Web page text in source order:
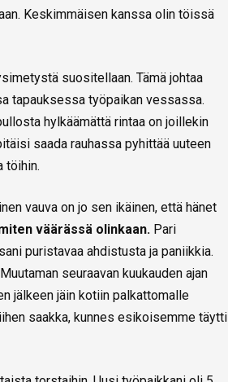
Keskimmäisen kanssa olin töissä
suositellaan. Tämä johtaa
tapauksessa työpaikan vessassa.
hylkäämättä rintaa on joillekin
saada rauhassa pyhittää uuteen
töihin.
vauva on jo sen ikäinen, että hänet
väärässä olinkaan. Pari
puristavaa ahdistusta ja paniikkia.
seuraavan kuukauden ajan
jälkeen jäin kotiin palkattomalle
saakka, kunnes esikoisemme täytti